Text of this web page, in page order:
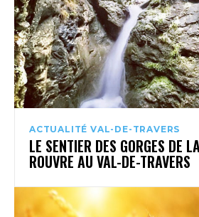
ACTUALITÉ VAL-DE-TRAVERS
LE SENTIER DES GORGES DE
ROUVRE AU VAL-DE-TRAVERS